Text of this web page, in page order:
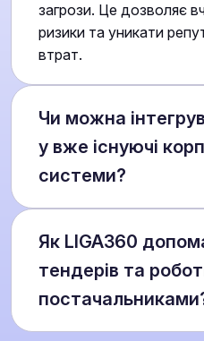
загрози. Це дозволяє
ризики та уникати
втрат.
Чи можна
у вже існуючі
системи?
внутрішніми бізнес-
єдине інформаційне
фінансів,
всі дані та аналітика
інтерфейсі.
Як LIGA360
тендерів та